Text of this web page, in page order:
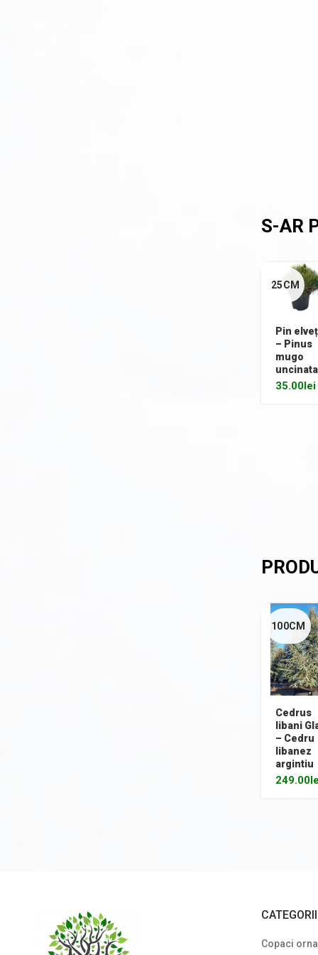
25CM
Pin
– Pinus
mugo
uncinata
35.00lei
100CM
Cedrus
libani
– Cedru
libanez
argintiu
249.00
Copaci